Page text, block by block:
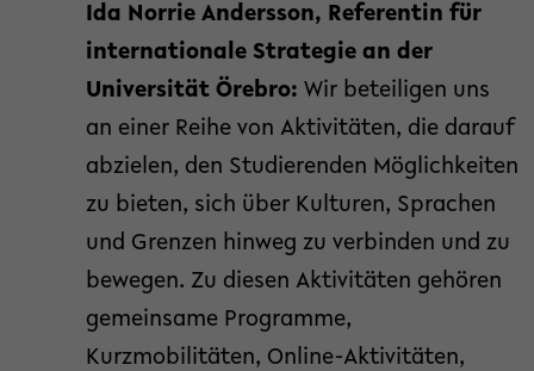
Ida Norrie Andersson, Referentin für
internationale Strategie an der
Universität Örebro: Wir beteiligen uns
an einer Reihe von Aktivitäten, die darauf
abzielen, den Studierenden Möglichkeiten
zu bieten, sich über Kulturen, Sprachen
und Grenzen hinweg zu verbinden und zu
bewegen. Zu diesen Aktivitäten gehören
gemeinsame Programme,
Kurzmobilitäten, Online-Aktivitäten,